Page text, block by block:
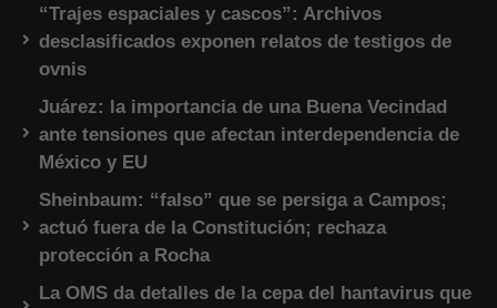
“Trajes espaciales y cascos”: Archivos
desclasificados exponen relatos de testigos de
ovnis
Juárez: la importancia de una Buena Vecindad
ante tensiones que afectan interdependencia de
México y EU
Sheinbaum: “falso” que se persiga a Campos;
actuó fuera de la Constitución; rechaza
protección a Rocha
La OMS da detalles de la cepa del hantavirus que